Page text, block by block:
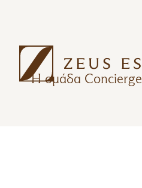
Η ομάδα Concierge